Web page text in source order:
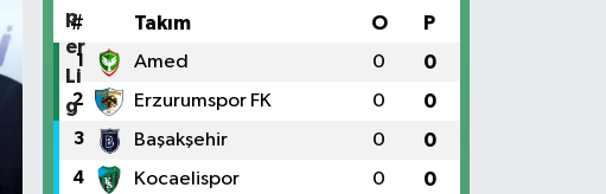
# Takım O P
1 Amed 0 0
2 Erzurumspor FK 0 0
3 Başakşehir 0 0
4 Kocaelispor 0 0